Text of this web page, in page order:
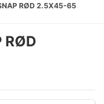
RØD 2.5X45-65
RØD